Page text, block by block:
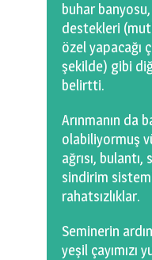
buhar
destekleri
özel yapacağı
şekilde) gibi
belirtti.
Arınmanın da
olabiliyormuş
ağrısı, bulantı,
sindirim
rahatsızlıklar.
Seminerin
yeşil çayımızı